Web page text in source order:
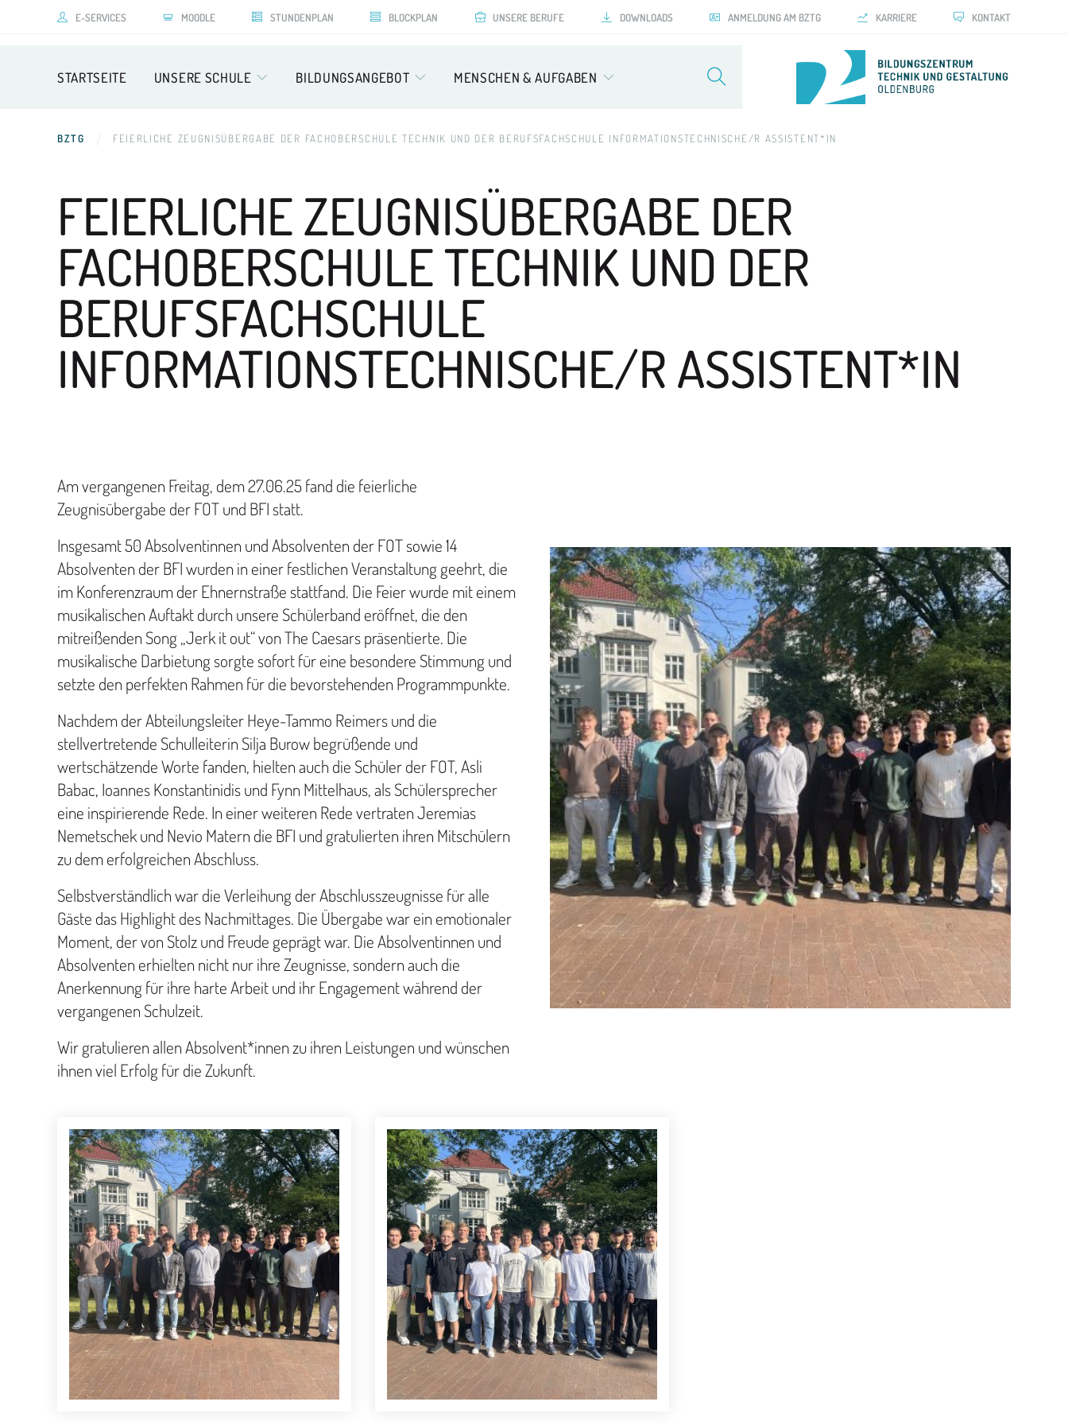
E-SERVICES MOODLE STUNDENPLAN BLOCKPLAN UNSERE BERUFE DOWNLOADS ANMELDUNG AM BZTG KARRIERE KONTAKT
STARTSEITE UNSERE SCHULE BILDUNGSANGEBOT MENSCHEN & AUFGABEN
BZTG FEIERLICHE ZEUGNISÜBERGABE DER FACHOBERSCHULE TECHNIK UND DER BERUFSFACHSCHULE INFORMATIONSTECHNISCHE/R ASSISTENT*IN
FEIERLICHE ZEUGNISÜBERGABE DER
FACHOBERSCHULE TECHNIK UND DER
BERUFSFACHSCHULE
INFORMATIONSTECHNISCHE/R ASSISTENT*IN
Am vergangenen Freitag, dem 27.06.25 fand die feierliche
Zeugnisübergabe der FOT und BFI statt.
Insgesamt 50 Absolventinnen und Absolventen der FOT sowie 14
Absolventen der BFI wurden in einer festlichen Veranstaltung geehrt, die
im Konferenzraum der Ehnernstraße stattfand. Die Feier wurde mit einem
musikalischen Auftakt durch unsere Schülerband eröffnet, die den
mitreißenden Song „Jerk it out“ von The Caesars präsentierte. Die
musikalische Darbietung sorgte sofort für eine besondere Stimmung und
setzte den perfekten Rahmen für die bevorstehenden Programmpunkte.
Nachdem der Abteilungsleiter Heye-Tammo Reimers und die
stellvertretende Schulleiterin Silja Burow begrüßende und
wertschätzende Worte fanden, hielten auch die Schüler der FOT, Asli
Babac, Ioannes Konstantinidis und Fynn Mittelhaus, als Schülersprecher
eine inspirierende Rede. In einer weiteren Rede vertraten Jeremias
Nemetschek und Nevio Matern die BFI und gratulierten ihren Mitschülern
zu dem erfolgreichen Abschluss.
Selbstverständlich war die Verleihung der Abschlusszeugnisse für alle
Gäste das Highlight des Nachmittages. Die Übergabe war ein emotionaler
Moment, der von Stolz und Freude geprägt war. Die Absolventinnen und
Absolventen erhielten nicht nur ihre Zeugnisse, sondern auch die
Anerkennung für ihre harte Arbeit und ihr Engagement während der
vergangenen Schulzeit.
Wir gratulieren allen Absolvent*innen zu ihren Leistungen und wünschen
ihnen viel Erfolg für die Zukunft.